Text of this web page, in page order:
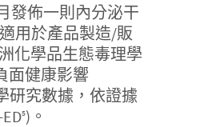
發佈一則內分泌干
用於產品製造/販
化學品生態毒理學
面健康影響
研究數據，依證據
5)。